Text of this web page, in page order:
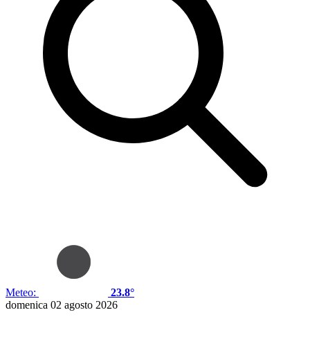
Meteo:
23.8°
domenica 02 agosto 2026